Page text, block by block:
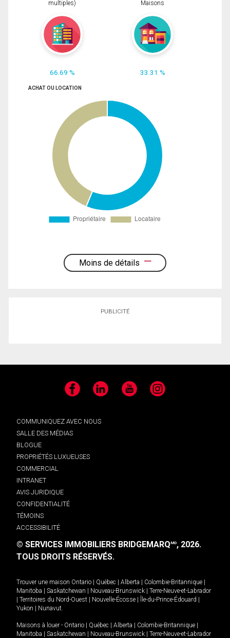
multiples)
66.69 %
Maisons
33.31 %
ACHAT OU LOCATION
Moins de détails
PUBLICITÉ
Facebook LinkedIn YouTube Instagram
COMMUNIQUEZ AVEC NOUS
SALLE DES MÉDIAS
BLOGUE
PROPRIÉTÉS LUXUEUSES
COMMERCIAL
INTRANET
AVIS JURIDIQUE
CONFIDENTIALITÉ
TÉMOINS
ACCESSIBILITÉ
© SERVICES IMMOBILIERS BRIDGEMARQMD, 2026.
TOUS DROITS RÉSERVÉS.
Trouver une maison Ontario | Québec | Alberta | Colombie-Britannique |
Manitoba | Saskatchewan | Nouveau-Brunswick | Terre-Neuve-et-Labrador
| Territoires du Nord-Ouest | Nouvelle-Écosse | Île-du-Prince-Édouard |
Yukon | Nunavut
Maisons à louer - Ontario | Québec | Alberta | Colombie-Britannique |
Manitoba | Saskatchewan | Nouveau-Brunswick | Terre-Neuve-et-Labrador